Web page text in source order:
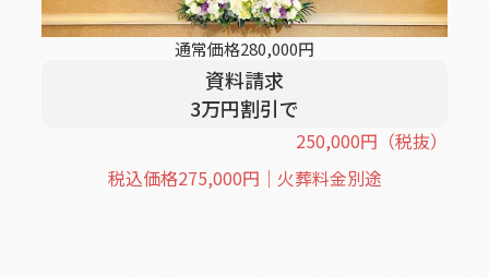
通常価格280,000円
資料請求
3万円割引で
250,000円 （税抜）
税込価格275,000円｜火葬料金別途